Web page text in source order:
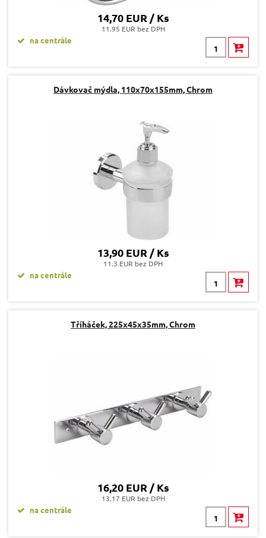
14,70 EUR / Ks
11.95 EUR bez DPH
na centrále
Dávkovač mýdla, 110x70x155mm, Chrom
13,90 EUR / Ks
11.3 EUR bez DPH
na centrále
Tříháček, 225x45x35mm, Chrom
16,20 EUR / Ks
13.17 EUR bez DPH
na centrále